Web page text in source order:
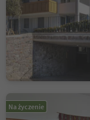
Na życzenie